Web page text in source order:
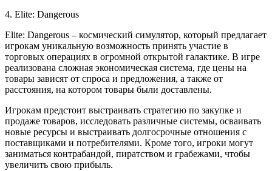
4. Elite: Dangerous
Elite: Dangerous – космический симулятор, который предлагает
игрокам уникальную возможность принять участие в
торговых операциях в огромной открытой галактике. В игре
реализована сложная экономическая система, где цены на
товары зависят от спроса и предложения, а также от
расстояния, на котором товары были доставлены.
Игрокам предстоит выстраивать стратегию по закупке и
продаже товаров, исследовать различные системы, осваивать
новые ресурсы и выстраивать долгосрочные отношения с
поставщиками и потребителями. Кроме того, игроки могут
заниматься контрабандой, пиратством и грабежами, чтобы
увеличить свою прибыль.